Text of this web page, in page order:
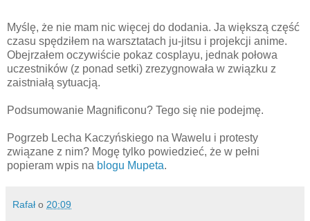
Myślę, że nie mam nic więcej do dodania. Ja większą część
czasu spędziłem na warsztatach ju-jitsu i projekcji anime.
Obejrzałem oczywiście pokaz cosplayu, jednak połowa
uczestników (z ponad setki) zrezygnowała w związku z
zaistniałą sytuacją.
Podsumowanie Magnificonu? Tego się nie podejmę.
Pogrzeb Lecha Kaczyńskiego na Wawelu i protesty
związane z nim? Mogę tylko powiedzieć, że w pełni
popieram wpis na blogu Mupeta.
Rafał o 20:09